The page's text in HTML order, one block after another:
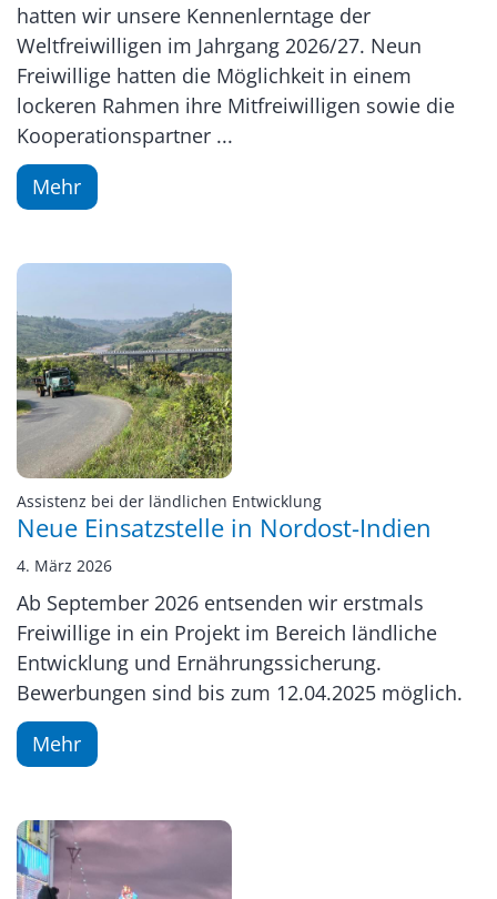
hatten wir unsere Kennenlerntage der
Weltfreiwilligen im Jahrgang 2026/27. Neun
Freiwillige hatten die Möglichkeit in einem
lockeren Rahmen ihre Mitfreiwilligen sowie die
Kooperationspartner ...
Mehr
Assistenz bei der ländlichen Entwicklung:
Neue Einsatzstelle in Nordost-Indien
4. März 2026
Ab September 2026 entsenden wir erstmals
Freiwillige in ein Projekt im Bereich ländliche
Entwicklung und Ernährungssicherung.
Bewerbungen sind bis zum 12.04.2025 möglich.
Mehr